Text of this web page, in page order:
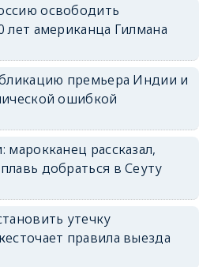
освободить
лет американца Гилмана
премьера Индии и
ошибкой
рассказал,
добраться в Сеуту
утечку
правила выезда